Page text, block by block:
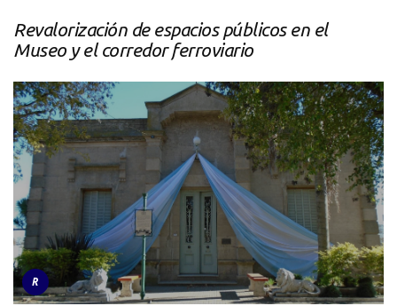
Revalorización de espacios públicos en el
Museo y el corredor ferroviario
R